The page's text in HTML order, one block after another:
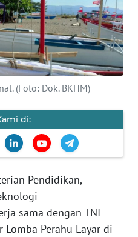
(Foto: Dok. BKHM)
di:
Pendidikan,
sama dengan TNI
Perahu Layar di